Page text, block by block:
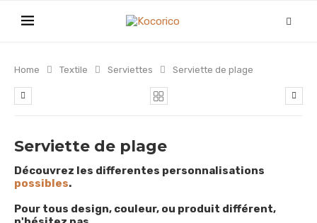
Home Textile Serviettes Serviette de plage
Serviette de plage
Découvrez les differentes personnalisations
possibles.
Pour tous design, couleur, ou produit différent,